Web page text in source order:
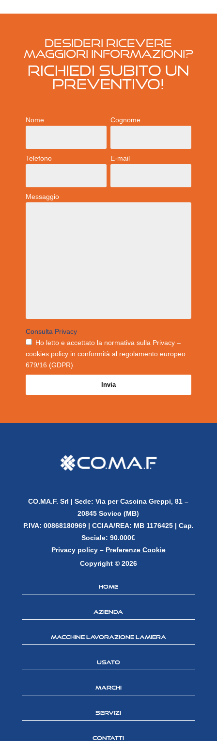
Desideri ricevere
maggiori informazioni?
RICHIEDI SUBITO UN
PREVENTIVO!
Nome Cognome
Telefono E-mail
Messaggio
Consulta Privacy
Ho letto e accettato la normativa sulla Privacy –
cookies policy in conformità al regolamento europeo
679/16 (GDPR)
Invia
CO.MA.F. Srl |Sede: Via per Cascina Greppi, 81 –
20845 Sovico (MB)
P.IVA: 00868180969 | CCIAA/REA: MB 1176425 | Cap.
Sociale: 90.000€
Privacy policy– Preferenze Cookie
Copyright © 2026
Home
Azienda
Macchine lavorazione lamiera
Usato
Marchi
Servizi
Contatti